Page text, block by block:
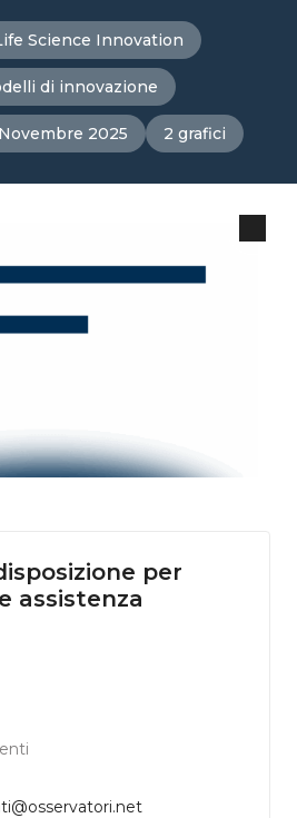
Science Innovation
di innovazione
Novembre 2025 2 grafici
per
assistenza